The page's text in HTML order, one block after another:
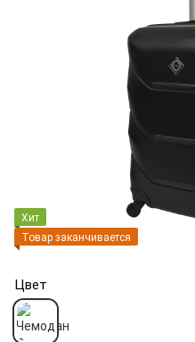
Хит
Товар заканчивается
Цвет